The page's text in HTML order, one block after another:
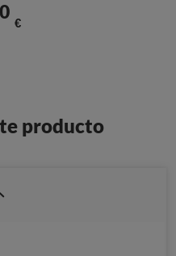
€
producto